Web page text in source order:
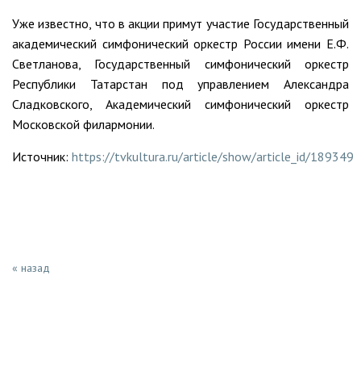
Уже известно, что в акции примут участие Государственный
академический симфонический оркестр России имени Е.Ф.
Светланова, Государственный симфонический оркестр
Республики Татарстан под управлением Александра
Сладковского, Академический симфонический оркестр
Московской филармонии.
Источник: https://tvkultura.ru/article/show/article_id/189349
« назад